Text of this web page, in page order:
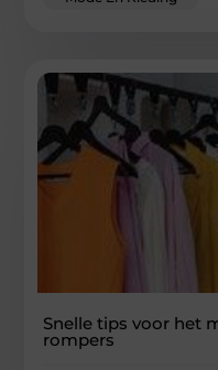
Snelle tips voor het
rompers